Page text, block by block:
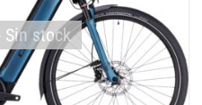
Sin stock